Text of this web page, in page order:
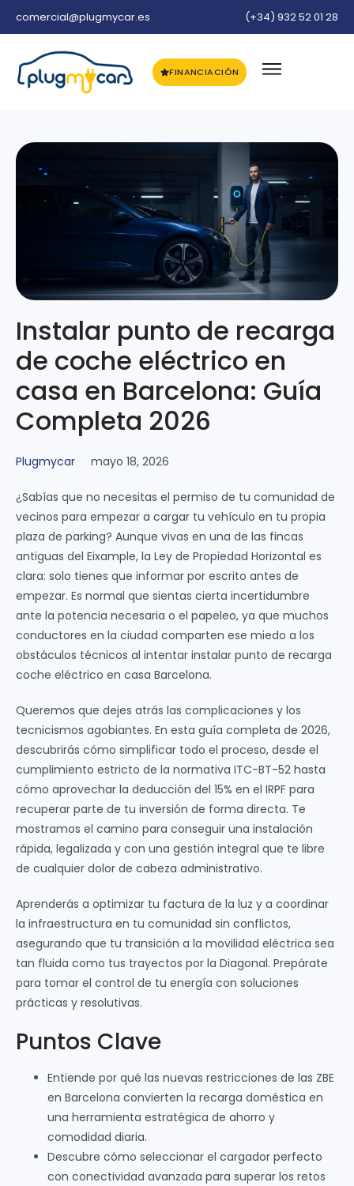
comercial@plugmycar.es (+34) 932 52 01 28
FINANCIACIÓN
Instalar punto de recarga
de coche eléctrico en
casa en Barcelona: Guía
Completa 2026
Plugmycar mayo 18, 2026
¿Sabías que no necesitas el permiso de tu comunidad de
vecinos para empezar a cargar tu vehículo en tu propia
plaza de parking? Aunque vivas en una de las fincas
antiguas del Eixample, la Ley de Propiedad Horizontal es
clara: solo tienes que informar por escrito antes de
empezar. Es normal que sientas cierta incertidumbre
ante la potencia necesaria o el papeleo, ya que muchos
conductores en la ciudad comparten ese miedo a los
obstáculos técnicos al intentar instalar punto de recarga
coche eléctrico en casa Barcelona.
Queremos que dejes atrás las complicaciones y los
tecnicismos agobiantes. En esta guía completa de 2026,
descubrirás cómo simplificar todo el proceso, desde el
cumplimiento estricto de la normativa ITC-BT-52 hasta
cómo aprovechar la deducción del 15% en el IRPF para
recuperar parte de tu inversión de forma directa. Te
mostramos el camino para conseguir una instalación
rápida, legalizada y con una gestión integral que te libre
de cualquier dolor de cabeza administrativo.
Aprenderás a optimizar tu factura de la luz y a coordinar
la infraestructura en tu comunidad sin conflictos,
asegurando que tu transición a la movilidad eléctrica sea
tan fluida como tus trayectos por la Diagonal. Prepárate
para tomar el control de tu energía con soluciones
prácticas y resolutivas.
Puntos Clave
Entiende por qué las nuevas restricciones de las ZBE
en Barcelona convierten la recarga doméstica en
una herramienta estratégica de ahorro y
comodidad diaria.
Descubre cómo seleccionar el cargador perfecto
con conectividad avanzada para superar los retos